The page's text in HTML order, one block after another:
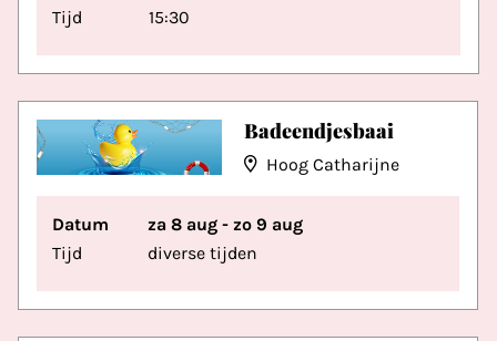
Tijd
15:30
Badeendjesbaai
Hoog Catharijne
Datum
za 8 aug - zo 9 aug
Tijd
diverse tijden